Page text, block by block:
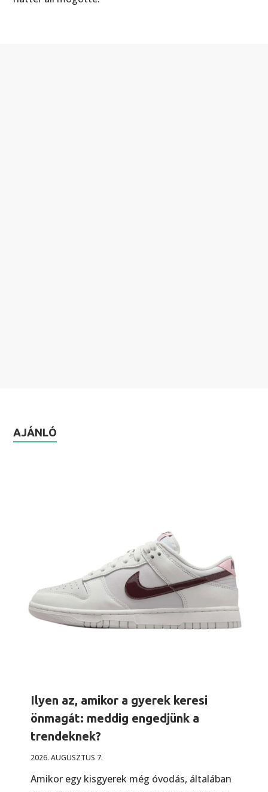
AJÁNLÓ
Ilyen az, amikor a gyerek keresi
önmagát: meddig engedjünk a
trendeknek?
2026. AUGUSZTUS 7.
Amikor egy kisgyerek még óvodás, általában